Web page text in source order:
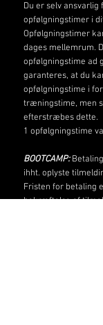
Du er selv ansvarlig
opfølgningstimer i
Opfølgningstimer
dages mellemrum.
opfølgningstime ad
garanteres, at du
opfølgningstime i
træningstime, men
efterstræbes dette.
1 opfølgningstime
BOOTCAMP:
ihht. oplyste
Fristen for betaling
bekræftelse af